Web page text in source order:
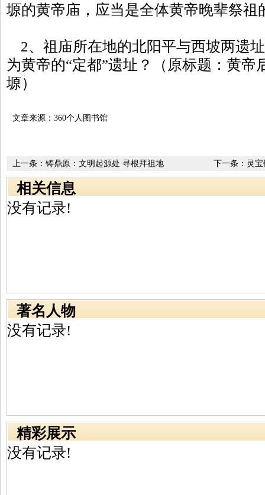
塬的黄帝庙，应当是全体黄帝晚辈祭祖
2、祖庙所在地的北阳平与西坡两遗
为黄帝的“定都”遗址？（原标题：黄
塬）
文章来源：360个人图书馆
下一条： 灵
上一条： 铸鼎原：文明起源处 寻根拜祖地
相关信息
没有记录!
著名人物
没有记录!
精彩展示
没有记录!